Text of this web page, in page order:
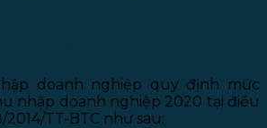
doanh nghiệp quy định mức
nhập doanh nghiệp 2020 tại điều
TT-BTC như sau: